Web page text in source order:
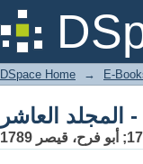
DSpace Home →